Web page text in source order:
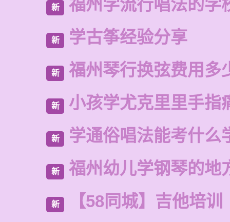
新 福州学流行唱法的学
新 学古筝经验分享
新 福州琴行换弦费用多
新 小孩学尤克里里手指
新 学通俗唱法能考什么
新 福州幼儿学钢琴的地
新 【58同城】吉他培训